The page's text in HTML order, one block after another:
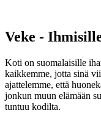
Veke -
Koti on suomalaisille
kaikkemme, jotta sinä
ajattelemme, että
jonkun muun elämään
tuntuu kodilta.